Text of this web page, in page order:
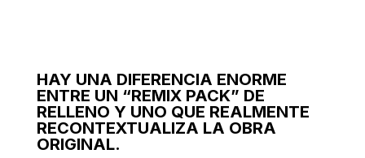
HAY UNA DIFERENCIA ENORME
ENTRE UN “REMIX PACK” DE
RELLENO Y UNO QUE REALMENTE
RECONTEXTUALIZA LA OBRA
ORIGINAL.